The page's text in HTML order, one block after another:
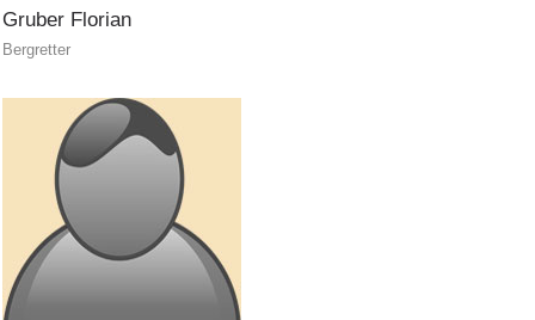
Jahresberichte
MITGLIED WERDEN
Gruber Florian
Bergretter